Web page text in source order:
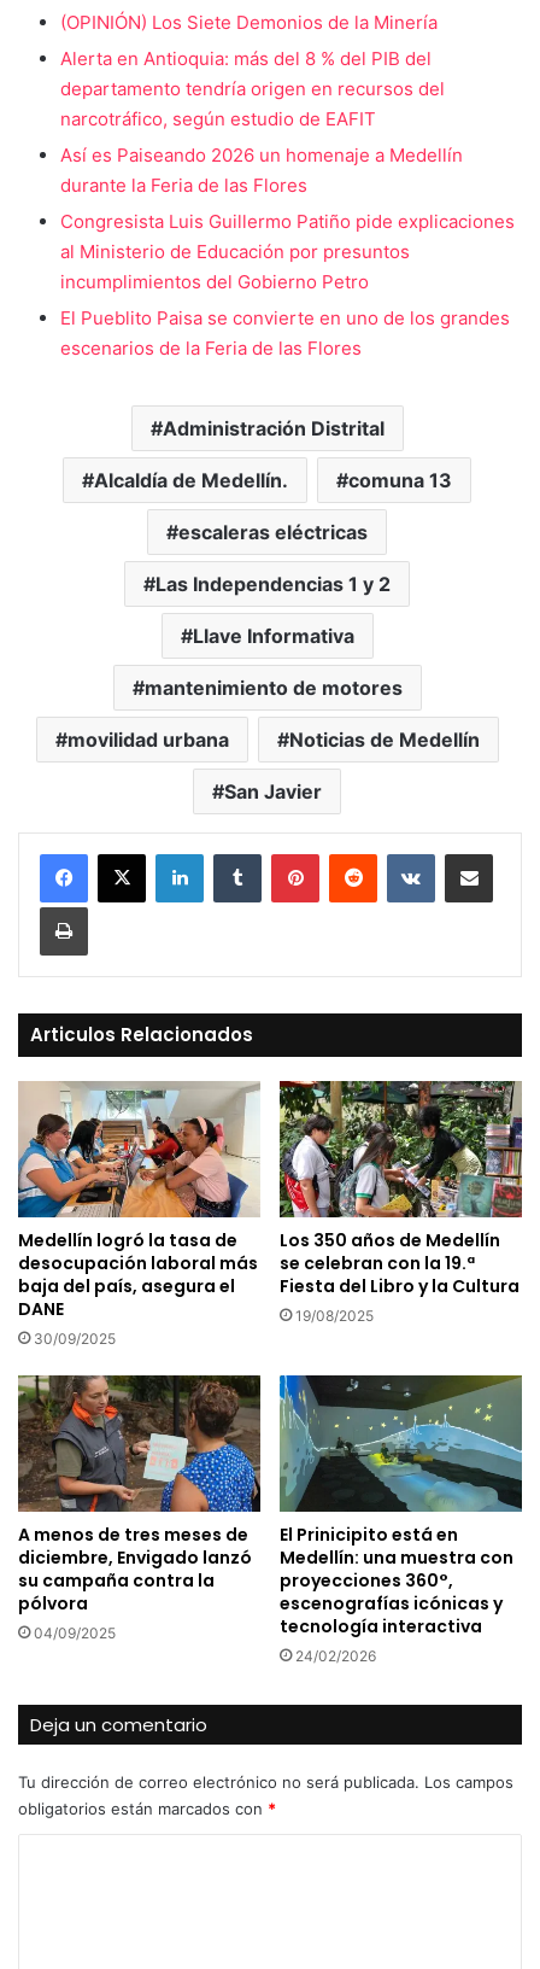
(OPINIÓN) Los Siete Demonios de la Minería
Alerta en Antioquia: más del 8 % del PIB del
departamento tendría origen en recursos del
narcotráfico, según estudio de EAFIT
Así es Paiseando 2026 un homenaje a Medellín
durante la Feria de las Flores
Congresista Luis Guillermo Patiño pide explicaciones
al Ministerio de Educación por presuntos
incumplimientos del Gobierno Petro
El Pueblito Paisa se convierte en uno de los grandes
escenarios de la Feria de las Flores
Administración Distrital
Alcaldía de Medellín. comuna 13
escaleras eléctricas
Las Independencias 1 y 2
Llave Informativa
mantenimiento de motores
movilidad urbana Noticias de Medellín
San Javier
LinkedInTumblr PinterestReddit VKontakteCompartir vía Mail
Print
Articulos Relacionados
Medellín logró la tasa de
desocupación laboral más
baja del país, asegura el
DANE
30/09/2025
Los 350 años de Medellín
se celebran con la 19.ª
Fiesta del Libro y la Cultura
19/08/2025
A menos de tres meses de
diciembre, Envigado lanzó
su campaña contra la
pólvora
04/09/2025
El Prinicipito está en
Medellín: una muestra con
proyecciones 360°,
escenografías icónicas y
tecnología interactiva
24/02/2026
Deja un comentario
Tu dirección de correo electrónico no será publicada. Los campos
obligatorios están marcados con *